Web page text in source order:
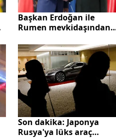
Başkan Erdoğan ile
Rumen mevkidaşından
diyaloğu
Son dakika: Japonya
Rusya'ya lüks araç